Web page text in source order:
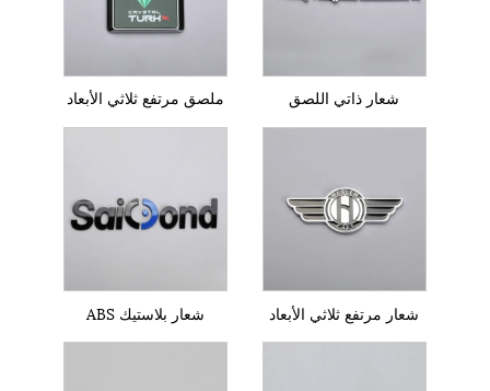
ملصق مرتفع ثلاثي الأبعاد شعار ذاتي اللصق
شعار بلاستيك ABS شعار مرتفع ثلاثي الأبعاد